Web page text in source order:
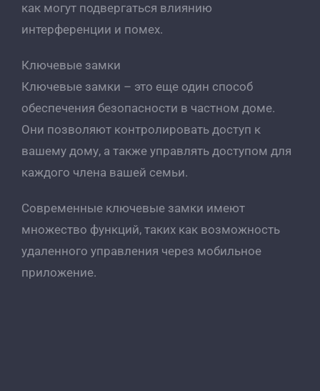
как могут подвергаться влиянию
интерференции и помех.
Ключевые замки
Ключевые замки – это еще один способ
обеспечения безопасности в частном доме.
Они позволяют контролировать доступ к
вашему дому, а также управлять доступом для
каждого члена вашей семьи.
Современные ключевые замки имеют
множество функций, таких как возможность
удаленного управления через мобильное
приложение.